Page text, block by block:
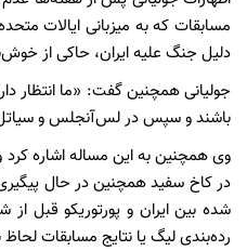
مسابقات که به میزبانی ایالات
دلیل جنگ علیه ایران، حاکی از
جولیانی همچنین گفت: «ما انتظار
باشند و سپس در لس‌آنجلس و سیاتل
وی همچنین به این مساله اشاره
در کاخ سفید همچنین در حال
شده بین ایران و پورتوریکو قبل
رده‌بندی لیگ یا نتایج مسابقات